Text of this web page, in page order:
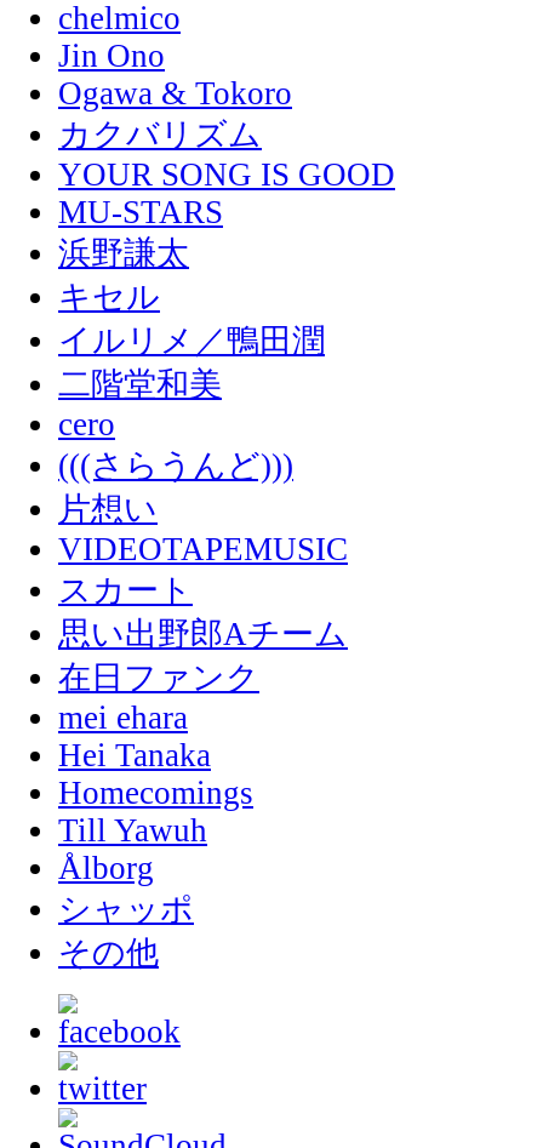
chelmico
Jin Ono
Ogawa & Tokoro
カクバリズム
YOUR SONG IS GOOD
MU-STARS
浜野謙太
キセル
イルリメ／鴨田潤
二階堂和美
cero
(((さらうんど)))
片想い
VIDEOTAPEMUSIC
スカート
思い出野郎Aチーム
在日ファンク
mei ehara
Hei Tanaka
Homecomings
Till Yawuh
Ålborg
シャッポ
その他